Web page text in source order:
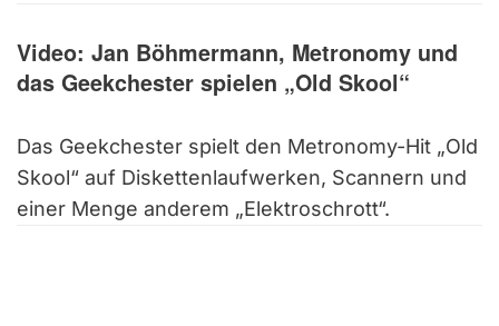
Video: Jan Böhmermann, Metronomy und
das Geekchester spielen „Old Skool“
Das Geekchester spielt den Metronomy-Hit „Old
Skool“ auf Diskettenlaufwerken, Scannern und
einer Menge anderem „Elektroschrott“.